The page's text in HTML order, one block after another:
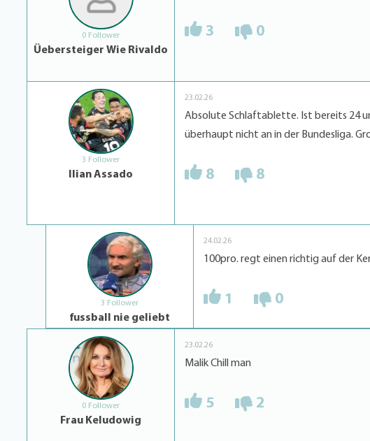
0 Follower
Üebersteiger Wie Rivaldo
3 0
3 Follower
Ilian Assado
23.02.26
Absolute Schlaftablette. Ist bereits 24
überhaupt nicht an in der Bundesliga.
8 8
3 Follower
fussball nie geliebt
24.02.26
100pro. regt einen richtig auf der
1 0
0 Follower
Frau Keludowig
23.02.26
Malik Chill man
5 2